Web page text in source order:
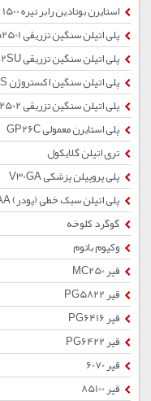
استایرن بوتادین رابر تیره 1500
پلی اتیلن سنگین تزریقی 52501
پلی اتیلن سنگین تزریقی 52502SU
پلی اتیلن سنگین اکستروژن 5000S
پلی اتیلن سنگین تزریقی 52502
پلی استایرن معمولی GP26C
تری اتیلن گلایکول
پلی پروپیلن پزشکی V30GA
پلی اتیلن سبک خطی (پودر) 0209AA
گوگرد کلوخه
وکیوم باتوم
قیر MC250
قیر PG5822
قیر PG6416
قیر PG6422
قیر 6070
قیر 85100